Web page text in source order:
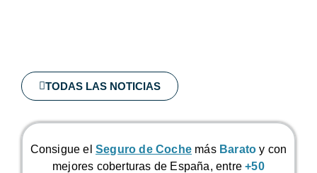
TODAS LAS NOTICIAS
Consigue el Seguro de Coche más Barato y con
mejores coberturas de España, entre+50